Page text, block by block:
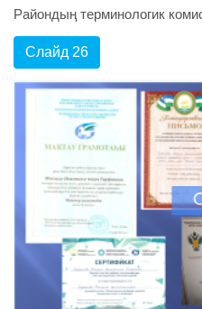
Райондың терминологик
Слайд 26